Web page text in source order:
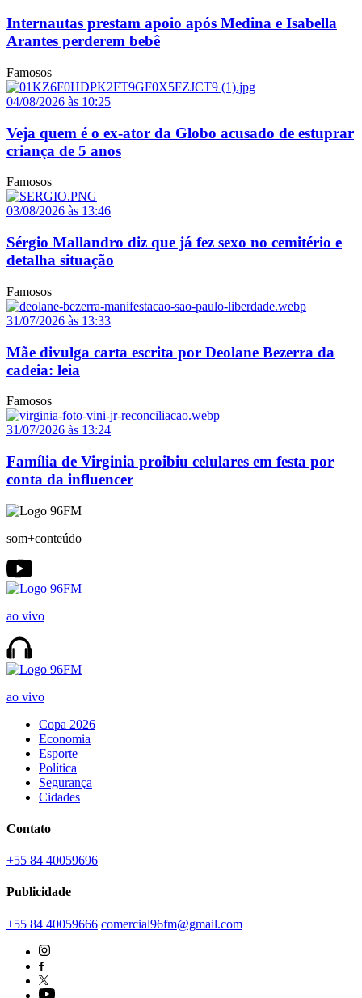
Internautas prestam apoio após Medina e Isabella
Arantes perderem bebê
Famosos
04/08/2026 às 10:25
Veja quem é o ex-ator da Globo acusado de estuprar
criança de 5 anos
Famosos
03/08/2026 às 13:46
Sérgio Mallandro diz que já fez sexo no cemitério e
detalha situação
Famosos
31/07/2026 às 13:33
Mãe divulga carta escrita por Deolane Bezerra da
cadeia: leia
Famosos
31/07/2026 às 13:24
Família de Virginia proibiu celulares em festa por
conta da influencer
som+conteúdo
ao vivo
ao vivo
Copa 2026
Economia
Esporte
Política
Segurança
Cidades
Contato
+55 84 40059696
Publicidade
+55 84 40059666 comercial96fm@gmail.com